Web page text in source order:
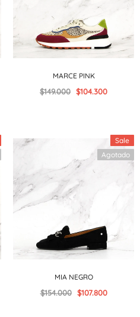
MARCE PINK
$149.000 $104.300
Sale
Agotado
MIA NEGRO
$154.000 $107.800